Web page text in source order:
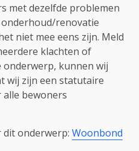
met dezelfde problemen
renovatie
niet mee eens zijn. Meld
klachten of
kunnen wij
wij zijn een statutaire
bewoners
onderwerp: Woonbond